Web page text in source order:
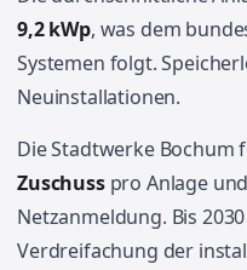
9,2 kWp, was dem
Systemen folgt.
Neuinstallationen.
Die Stadtwerke Bochum
Zuschusspro Anlage
Netzanmeldung. Bis
Verdreifachung der